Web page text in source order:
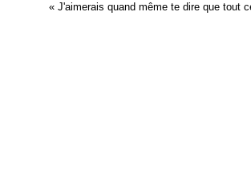
« J'aimerais quand même te dire que tout